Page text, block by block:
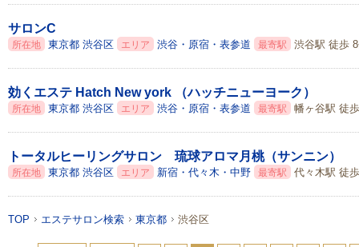
サロンC
所在地 東京都 渋谷区 エリア 渋谷・原宿・表参道 最寄駅 渋谷駅 徒歩
効くエステ Hatch New york （ハッチニューヨーク）
所在地 東京都 渋谷区 エリア 渋谷・原宿・表参道 最寄駅 幡ヶ谷駅 徒
トータルヒーリングサロン 琉球アロマ月桃（サンニン）
所在地 東京都 渋谷区 エリア 新宿・代々木・中野 最寄駅 代々木駅 徒
TOP エステサロン検索 東京都 渋谷区